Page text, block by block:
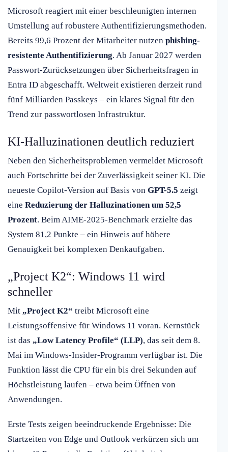
Microsoft reagiert mit einer beschleunigten internen
Umstellung auf robustere Authentifizierungsmethoden.
Bereits 99,6 Prozent der Mitarbeiter nutzen phishing-
resistente Authentifizierung. Ab Januar 2027 werden
Passwort-Zurücksetzungen über Sicherheitsfragen in
Entra ID abgeschafft. Weltweit existieren derzeit rund
fünf Milliarden Passkeys – ein klares Signal für den
Trend zur passwortlosen Infrastruktur.
KI-Halluzinationen deutlich reduziert
Neben den Sicherheitsproblemen vermeldet Microsoft
auch Fortschritte bei der Zuverlässigkeit seiner KI. Die
neueste Copilot-Version auf Basis von GPT-5.5 zeigt
eine Reduzierung der Halluzinationen um 52,5
Prozent. Beim AIME-2025-Benchmark erzielte das
System 81,2 Punkte – ein Hinweis auf höhere
Genauigkeit bei komplexen Denkaufgaben.
„Project K2“: Windows 11 wird
schneller
Mit „Project K2“ treibt Microsoft eine
Leistungsoffensive für Windows 11 voran. Kernstück
ist das „Low Latency Profile“ (LLP), das seit dem 8.
Mai im Windows-Insider-Programm verfügbar ist. Die
Funktion lässt die CPU für ein bis drei Sekunden auf
Höchstleistung laufen – etwa beim Öffnen von
Anwendungen.
Erste Tests zeigen beeindruckende Ergebnisse: Die
Startzeiten von Edge und Outlook verkürzen sich um